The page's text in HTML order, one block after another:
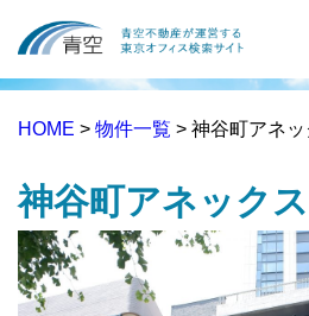
HOME > 物件一覧 > 神谷町アネ
神谷町アネック